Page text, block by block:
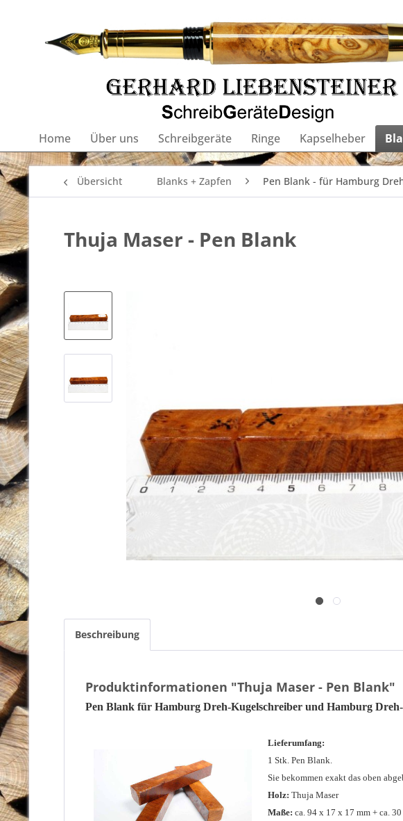
Home Über uns Schreibgeräte Ringe Kapselheber
Übersicht Blanks + Zapfen Pen Blank - für Hamburg
Thuja Maser - Pen Blank
Beschreibung
Produktinformationen "Thuja Maser - Pen Blank"
Pen Blank für Hamburg Dreh-Kugelschreiber und Hamburg
Lieferumfang:
1 Stk. Pen Blank.
Sie bekommen exakt das oben
Holz: Thuja Maser
Maße: ca. 94 x 17 x 17 mm + ca.